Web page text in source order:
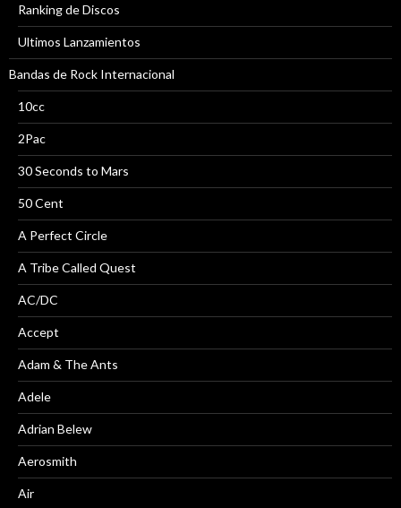
Ranking de Discos
Ultimos Lanzamientos
Bandas de Rock Internacional
10cc
2Pac
30 Seconds to Mars
50 Cent
A Perfect Circle
A Tribe Called Quest
AC/DC
Accept
Adam & The Ants
Adele
Adrian Belew
Aerosmith
Air